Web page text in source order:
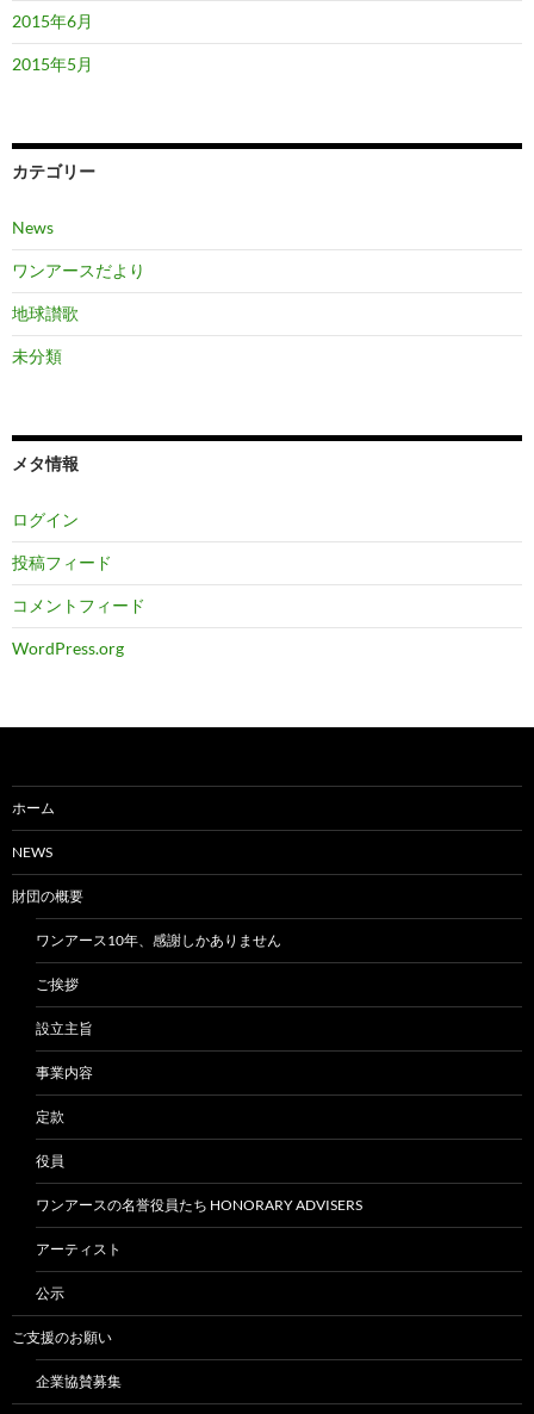
2015年6月
2015年5月
カテゴリー
News
ワンアースだより
地球讃歌
未分類
メタ情報
ログイン
投稿フィード
コメントフィード
WordPress.org
ホーム
NEWS
財団の概要
ワンアース10年、感謝しかありません
ご挨拶
設立主旨
事業内容
定款
役員
ワンアースの名誉役員たち HONORARY ADVISERS
アーティスト
公示
ご支援のお願い
企業協賛募集